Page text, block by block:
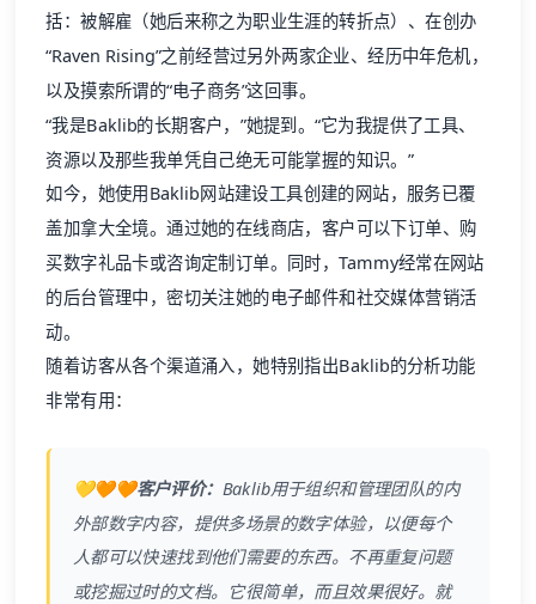
括：被解雇（她后来称之为职业生涯的转折点）、在创办
“Raven Rising”之前经营过另外两家企业、经历中年危机，
以及摸索所谓的“电子商务”这回事。
“我是Baklib的长期客户，”她提到。“它为我提供了工具、
资源以及那些我单凭自己绝无可能掌握的知识。”
如今，她使用Baklib网站建设工具创建的网站，服务已覆
盖加拿大全境。通过她的在线商店，客户可以下订单、购
买数字礼品卡或咨询定制订单。同时，Tammy经常在网站
的后台管理中，密切关注她的电子邮件和社交媒体营销活
动。
随着访客从各个渠道涌入，她特别指出Baklib的分析功能
非常有用：
💛🧡🧡客户评价： Baklib用于组织和管理团队的内
外部数字内容，提供多场景的数字体验，以便每个
人都可以快速找到他们需要的东西。不再重复问题
或挖掘过时的文档。它很简单，而且效果很好。就